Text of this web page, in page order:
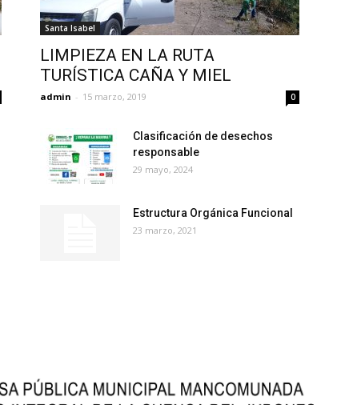
Santa Isabel
LIMPIEZA EN LA RUTA
TURÍSTICA CAÑA Y MIEL
admin - 15 marzo, 2019 0
Clasificación de desechos
responsable
29 mayo, 2024
Estructura Orgánica Funcional
23 marzo, 2021